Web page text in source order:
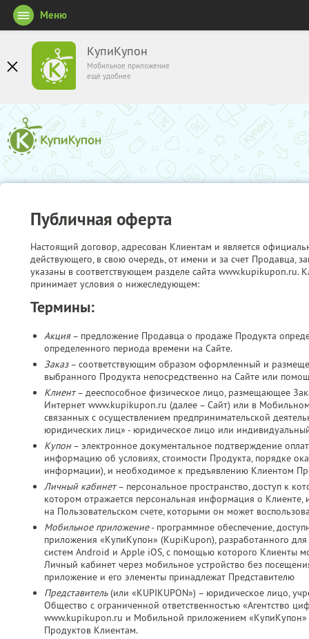
КупиКупон
Мобильное приложение
ещё удобнее
Меню
Публичная оферта
Настоящий договор, адресован Клиентам и является
действующего, в свою очередь, от имени и за счет Продавца,
указаны в соответствующем разделе сайта www.kupikupon.ru.
принимает условия о нижеследующем:
Термины:
Акция– предложение Продавца о продаже Продукта
определенного периода времени на Сайте.
Заказ– соответствующим образом оформленный и
выбранного Продукта непосредственно на Сайте или
Клиент– дееспособное физическое лицо, размещающее
Интернет www.kupikupon.ru (далее – Сайт) или в
связанных с осуществлением предпринимательской
юридических лиц» - юридическое лицо или
Купон – электронное документальное подтверждение
информацию об условиях, стоимости Продукта, порядке
информации), и необходимое к предъявлению Клиентом
Личный кабинет– персональное пространство, доступ к
котором отражается персональная информация о Клиенте,
на Пользовательском счете, которыми он может
Мобильное приложение- программное обеспечение,
приложения «КупиКупон» (KupiKupon), разработанного
систем Android и Apple iOS, с помощью которого Клиенты
Личный кабинет через мобильное устройство без
приложение и его элементы принадлежат Представителю
Представитель(или «KUPIKUPON») – юридическое лицо,
Общество с ограниченной ответственностью «Агентство
www.kupikupon.ru и Мобильной приложением
Продуктов Клиентам.